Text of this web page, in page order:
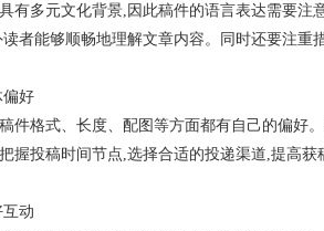
有多元文化背景,因此稿件的语言表达需要
者能够顺畅地理解文章内容。同时还要注重
偏好
件格式、长度、配图等方面都有自己的偏好
握投稿时间节点,选择合适的投递渠道,提高获
动